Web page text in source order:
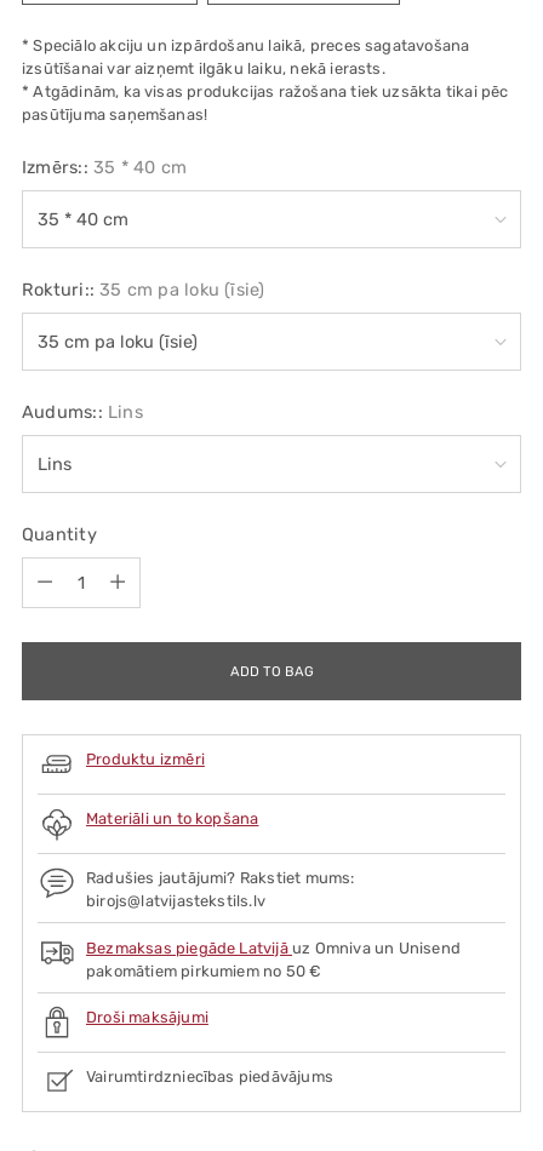
* Speciālo akciju un izpārdošanu laikā, preces sagatavošana
izsūtīšanai var aizņemt ilgāku laiku, nekā ierasts.
* Atgādinām, ka visas produkcijas ražošana tiek uzsākta tikai pēc
pasūtījuma saņemšanas!
Izmērs:: 35 * 40 cm
Rokturi::35 cm pa loku (īsie)
Audums:: Lins
Quantity
ADD TO BAG
Produktu izmēri
Materiāli un to kopšana
Radušies jautājumi? Rakstiet mums:
birojs@latvijastekstils.lv
Bezmaksas piegāde Latvijā uz Omniva un Unisend
pakomātiem pirkumiem no 50 €
Droši maksājumi
Vairumtirdzniecības piedāvājums